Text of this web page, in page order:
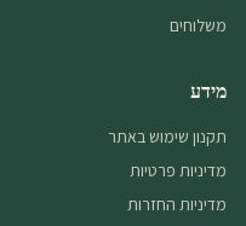
משלוחים
מידע
תקנון שימוש באתר
מדיניות פרטיות
מדיניות החזרות